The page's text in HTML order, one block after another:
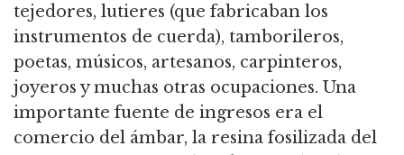
tejedores, lutieres (que fabricaban los
instrumentos de cuerda), tamborileros,
poetas, músicos, artesanos, carpinteros,
joyeros y muchas otras ocupaciones. Una
importante fuente de ingresos era el
comercio del ámbar, la resina fosilizada del